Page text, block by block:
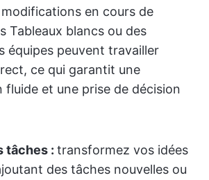
en cours de
Tableaux blancs ou des
équipes peuvent travailler
ce qui garantit une
fluide et une prise de décision
tâches : transformez vos idées
des tâches nouvelles ou